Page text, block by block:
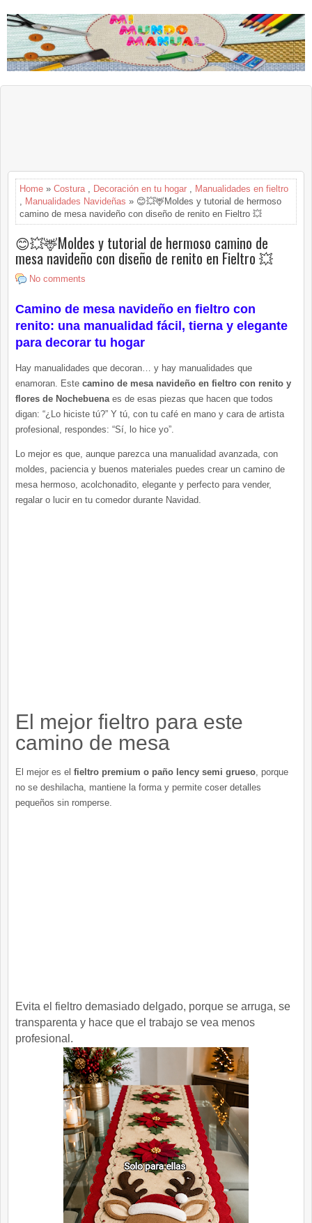
Home » Costura Decoración en tu hogar
Manualidades en fieltro
Manualidades Navideñas » 😊💥🦌Moldes y tutorial de hermoso
camino de mesa navideño con diseño de renito en Fieltro 💥
😊💥🦌Moldes y tutorial de hermoso camino de
mesa navideño con diseño de renito en Fieltro 💥
No comments
Camino de mesa navideño en fieltro con
renito: una manualidad fácil, tierna y elegante
para decorar tu hogar
Hay manualidades que decoran… y hay manualidades que
enamoran. Este camino de mesa navideño en fieltro con renito y
flores de Nochebuena es de esas piezas que hacen que todos
digan: “¿Lo hiciste tú?” Y tú, con tu café en mano y cara de artista
profesional, respondes: “Sí, lo hice yo”.
Lo mejor es que, aunque parezca una manualidad avanzada, con
moldes, paciencia y buenos materiales puedes crear un camino de
mesa hermoso, acolchonadito, elegante y perfecto para vender,
regalar o lucir en tu comedor durante Navidad.
El mejor fieltro para este
camino de mesa
El mejor es el fieltro premium o paño lency semi grueso , porque
no se deshilacha, mantiene la forma y permite coser detalles
pequeños sin romperse.
Evita el fieltro demasiado delgado, porque se arruga, se
transparenta y hace que el trabajo se vea menos
profesional.